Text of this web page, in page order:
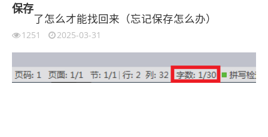
保存
了怎么才能找回来（忘记保存怎么办）
1251 2025-03-31